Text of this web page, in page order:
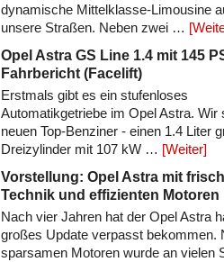
dynamische Mittelklasse-Limousine
unsere Straßen. Neben zwei …
Opel Astra GS Line 1.4 mit 145
Fahrbericht (Facelift)
Erstmals gibt es ein stufenloses
Automatikgetriebe im Opel Astra. Wir
neuen Top-Benziner - einen 1.4 Liter
Dreizylinder mit 107 kW … [Weiter]
Vorstellung: Opel Astra mit
Technik und effizienten Motoren
Nach vier Jahren hat der Opel Astra
großes Update verpasst bekommen.
sparsamen Motoren wurde an vielen